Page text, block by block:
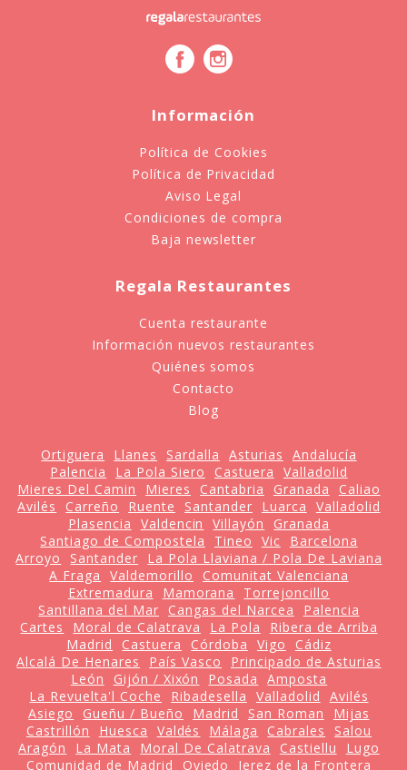
Información
Política de Cookies
Política de Privacidad
Aviso Legal
Condiciones de compra
Baja newsletter
Regala Restaurantes
Cuenta restaurante
Información nuevos restaurantes
Quiénes somos
Contacto
Blog
Ortiguera Llanes Sardalla Asturias
Andalucía
Palencia
La Pola Siero Castuera
Valladolid
Mieres Del Camin
Mieres Cantabria Granada
Caliao
Avilés
Carreño Ruente Santander Luarca
Valladolid
Plasencia
Valdencin Villayón
Granada
Santiago de Compostela
Tineo Vic
Barcelona
Arroyo
Santander
La Pola Llaviana / Pola De Laviana
A Fraga
Valdemorillo
Comunitat Valenciana
Extremadura
Mamorana
Torrejoncillo
Santillana del Mar
Cangas del Narcea
Palencia
Cartes
Moral de Calatrava La Pola
Ribera de Arriba
Madrid
Castuera Córdoba Vigo
Cádiz
Alcalá De Henares
País Vasco
Principado de Asturias
León
Gijón / Xixón Posada
Amposta
La Revuelta'l Coche
Ribadesella Valladolid
Avilés
Asiego
Gueñu / Bueño Madrid San Roman
Mijas
Castrillón
Huesca Valdés Málaga Cabrales
Salou
Aragón
La Mata Moral De Calatrava Castiellu
Lugo
Comunidad de Madrid
Oviedo
Jerez de la Frontera